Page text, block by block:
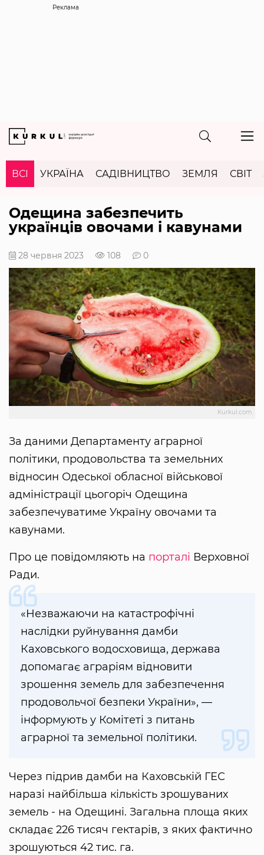
Реклама
ВСІ УКРАЇНА САДІВНИЦТВО ЗЕМЛЯ СВІТ
Одещина забезпечить
українців овочами і кавунами
28 червня 2023 108 0
Kurkul.com
За даними Департаменту аграрної
політики, продовольства та земельних
відносин Одеської обласної військової
адміністрації цьогоріч Одещина
забезпечуватиме Україну овочами та
кавунами.
Про це повідомляють на порталі Верховної
Ради.
«Незважаючи на катастрофічні
наслідки руйнування дамби
Каховського водосховища, держава
допомагає аграріям відновити
зрошення земель для забезпечення
продовольчої безпеки України», —
інформують у Комітеті з питань
аграрної та земельної політики.
Через підрив дамби на Каховській ГЕС
наразі найбільша кількість зрошуваних
земель - на Одещині. Загальна площа яких
складає 226 тисяч гектарів, з яких фактично
зрошуються 42 тис. га.